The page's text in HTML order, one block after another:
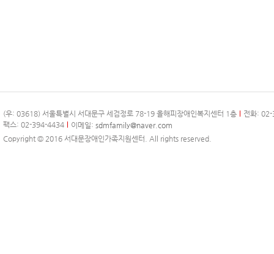
(우: 03618) 서울특별시 서대문구 세검정로 78-19 올해피장애인복지센터 1층
전화:
팩스: 02-394-4434
이메일: sdmfamily@naver.com
Copyright © 2016 서대문장애인가족지원센터. All rights reserved.